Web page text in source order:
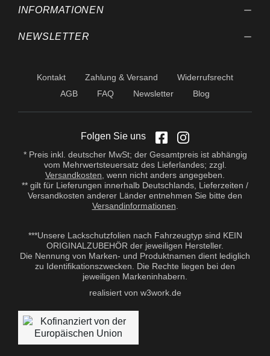
INFORMATIONEN
NEWSLETTER
Kontakt Zahlung & Versand
Widerrufsrecht
AGB
FAQ Newsletter Blog
Folgen Sie uns
* Preis inkl. deutscher MwSt; der Gesamtpreis ist abhängig
vom Mehrwertsteuersatz des Lieferlandes; zzgl.
Versandkosten , wenn nicht anders angegeben.
** gilt für Lieferungen innerhalb Deutschlands, Lieferzeiten /
Versandkosten anderer Länder entnehmen Sie bitte den
Versandinformationen
***Unsere Lackschutzfolien nach Fahrzeugtyp sind KEIN
ORIGINALZUBEHÖR der jeweiligen Hersteller.
Die Nennung von Marken- und Produktnamen dient lediglich
zu Identifikationszwecken. Die Rechte liegen bei den
jeweiligen Markeninhabern.
realisiert von w3work.de